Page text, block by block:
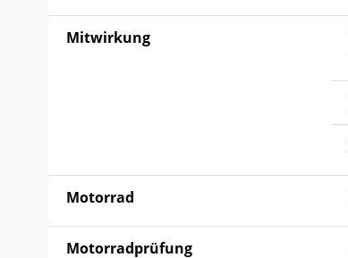
Mitwirkung
Motorrad
Motorradprüfung